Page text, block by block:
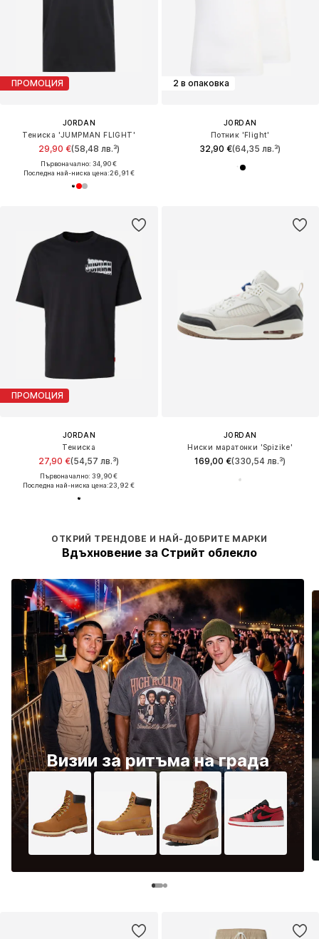
ПРОМОЦИЯ
JORDAN
Тениска 'JUMPMAN FLIGHT'
29,90 €(58,48 лв.³)
Първоначално: 34,90 €
Последна най-ниска цена:26,91 €
2 в опаковка
JORDAN
Потник 'Flight'
32,90 €(64,35 лв.³)
ПРОМОЦИЯ
JORDAN
Тениска
27,90 €(54,57 лв.³)
Първоначално: 39,90 €
Последна най-ниска цена:23,92 €
ОТКРИЙ ТРЕНДОВЕ И НАЙ-ДОБРИТЕ МАРКИ
Вдъхновение за Стрийт облекло
Визии за ритъма на града
JORDAN
Ниски маратонки 'Spizike'
169,00 €(330,54 лв.³)